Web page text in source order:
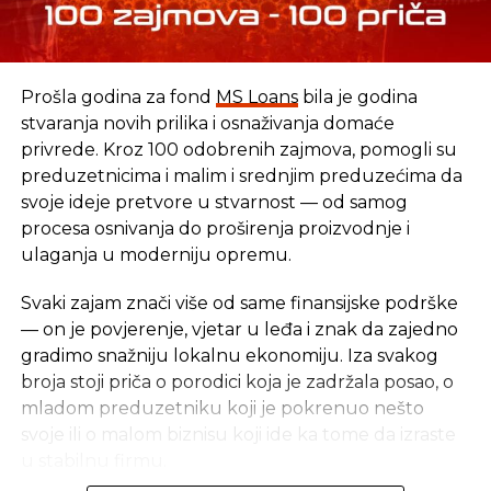
SLEDEĆI
Kredit od milijardu evra za projekte na
Novom putu svile na Zapadnom Balkanu
NE PROPUSTITE
Švicarska u BiH za 20 godina uložila milijardu
KM, a bh. dijaspora u toj zemlji godišnje u BiH
šalje 70 miliona franaka
Prošla godina za fond MS Loansbila je godina
stvaranja novih prilika i osnaživanja domaće
privrede. Kroz 100 odobrenih zajmova, pomogli su
preduzetnicima i malim i srednjim preduzećima da
svoje ideje pretvore u stvarnost — od samog
procesa osnivanja do proširenja proizvodnje i
ulaganja u moderniju opremu.
Svaki zajam znači više od same finansijske podrške
— on je povjerenje, vjetar u leđa i znak da zajedno
gradimo snažniju lokalnu ekonomiju. Iza svakog
broja stoji priča o porodici koja je zadržala posao, o
mladom preduzetniku koji je pokrenuo nešto
svoje ili o malom biznisu koji ide ka tome da izraste